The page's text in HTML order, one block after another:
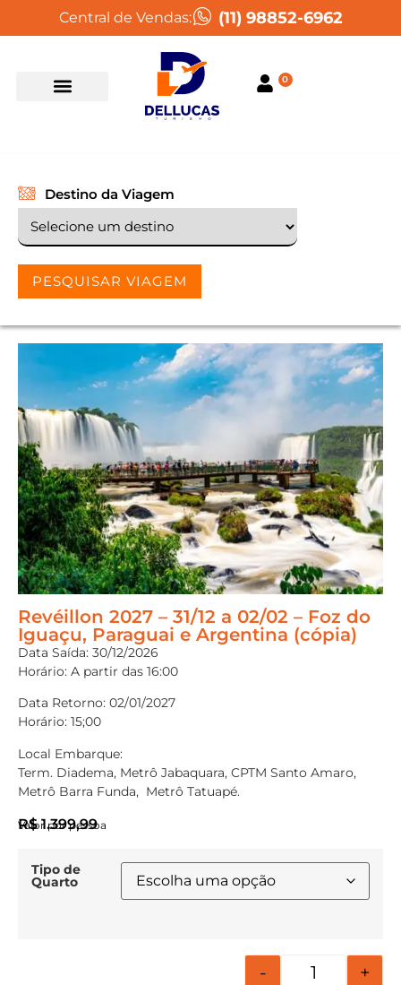
Central de Vendas: (11) 98852-6962
0
Destino da Viagem
PESQUISAR VIAGEM
Revéillon 2027 – 31/12 a 02/02 – Foz do
Iguaçu, Paraguai e Argentina (cópia)
Data Saída: 30/12/2026
Horário: A partir das 16:00
Data Retorno: 02/01/2027
Horário: 15;00
Local Embarque:
Term. Diadema, Metrô Jabaquara, CPTM Santo Amaro,
Metrô Barra Funda, Metrô Tatuapé.
R$1.399,99
Valor por pessoa
Tipo de
Quarto
- +